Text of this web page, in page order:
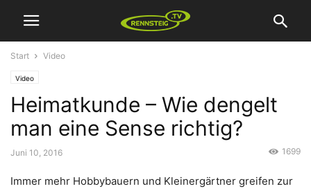
Start Video
Video
Heimatkunde – Wie dengelt
man eine Sense richtig?
Juni 10, 2016 1699
Immer mehr Hobbybauern und Kleinergärtner greifen zur